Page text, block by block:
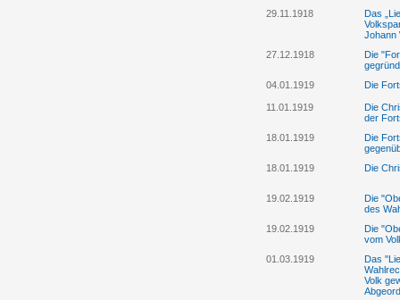
29.11.1918
Das
Johann
27.12.1918
Die
04.01.1919
Die
11.01.1919
Die
der
18.01.1919
Die
18.01.1919
Die
19.02.1919
Die
des
19.02.1919
Die
vom
01.03.1919
Das
Volk